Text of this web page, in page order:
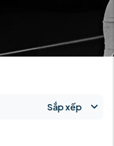
Sắp xếp